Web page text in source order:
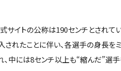
イトの公称は190センチとされてい
されたことに伴い、各選手の身長を
中には8センチ以上も“縮んだ”選